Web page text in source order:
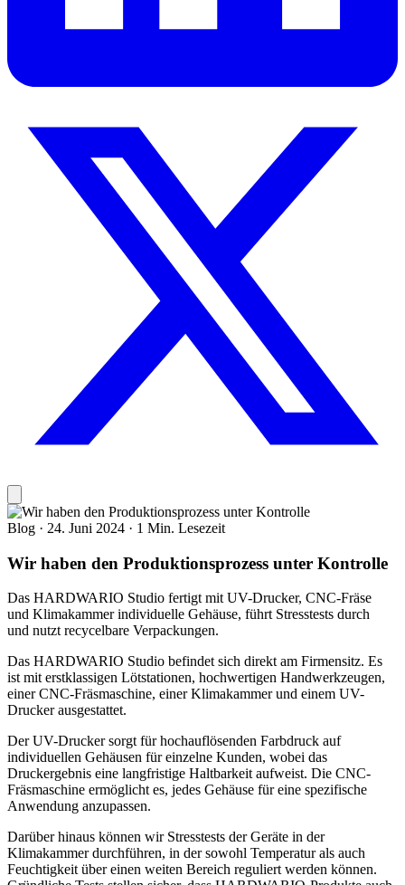
Blog · 24. Juni 2024 · 1 Min. Lesezeit
Wir haben den Produktionsprozess unter Kontrolle
Das HARDWARIO Studio fertigt mit UV-Drucker, CNC-Fräse
und Klimakammer individuelle Gehäuse, führt Stresstests durch
und nutzt recycelbare Verpackungen.
Das HARDWARIO Studio befindet sich direkt am Firmensitz. Es
ist mit erstklassigen Lötstationen, hochwertigen Handwerkzeugen,
einer CNC-Fräsmaschine, einer Klimakammer und einem UV-
Drucker ausgestattet.
Der UV-Drucker sorgt für hochauflösenden Farbdruck auf
individuellen Gehäusen für einzelne Kunden, wobei das
Druckergebnis eine langfristige Haltbarkeit aufweist. Die CNC-
Fräsmaschine ermöglicht es, jedes Gehäuse für eine spezifische
Anwendung anzupassen.
Darüber hinaus können wir Stresstests der Geräte in der
Klimakammer durchführen, in der sowohl Temperatur als auch
Feuchtigkeit über einen weiten Bereich reguliert werden können.